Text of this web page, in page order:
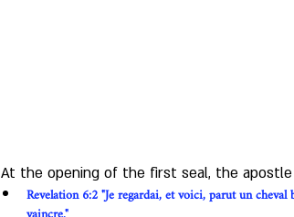
At the opening of the first seal, the
Revelation 6:2 "Je regardai, et voici, parut un